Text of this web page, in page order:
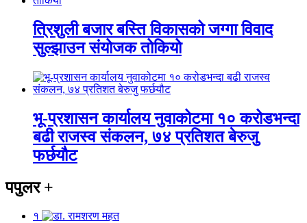
त्रिशुली बजार बस्ति विकासको जग्गा विवाद
सुल्झाउन संयोजक तोकियो
भू-प्रशासन कार्यालय नुवाकोटमा १० करोडभन्दा
बढी राजस्व संकलन, ७४ प्रतिशत बेरुजु
फर्छयौट
पपुलर+
१